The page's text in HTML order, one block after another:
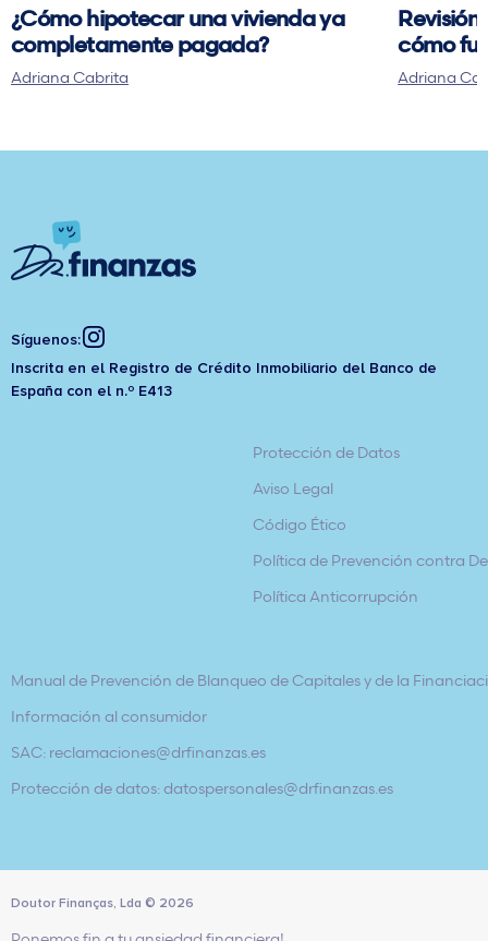
¿Cómo hipotecar una vivienda ya
completamente pagada?
Adriana Cabrita
cómo
Adriana
Síguenos:
Inscrita en el Registro de Crédito Inmobiliario del Banco de
España con el n.º E413
Protección de Datos
Aviso Legal
Código Ético
Política de Prevención contra
Política Anticorrupción
Manual de Prevención de Blanqueo de Capitales y de la
Información al consumidor
SAC: reclamaciones@drfinanzas.es
Protección de datos: datospersonales@drfinanzas.es
Doutor Finanças, Lda © 2026